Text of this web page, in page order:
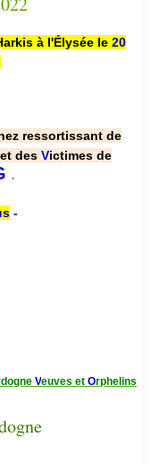
à l'Élysée le 20
ressortissant de
des Victimes de
.
-
Veuves et Orphelins